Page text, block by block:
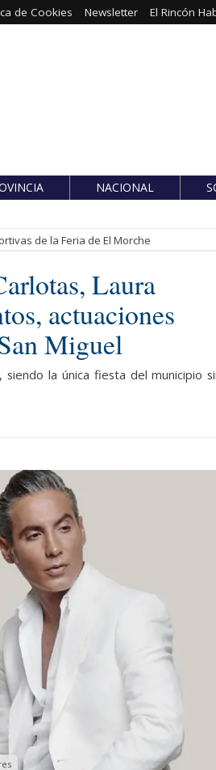
de Cookies Newsletter El Rincón
NACIONAL
de la Feria de El Morche
Laura
actuaciones
Miguel
la única fiesta del municipio